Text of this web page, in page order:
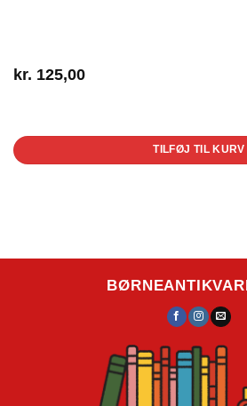
kr. 125,00
TILFØJ TIL KURV